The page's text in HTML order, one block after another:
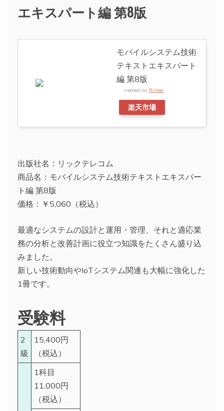
エキスパート編 第8版
モバイルシステム技術
テキストエキスパート
編 第8版
created by Rinker
楽天市場
出版社名：リックテレコム
商品名：モバイルシステム技術テキストエキスパー
ト編 第8版
価格：￥5,060（税込）
最適なシステムの設計と運用・管理、それと適応業
務の分析と改善計画に役立つ知識をたくさん盛り込
みました。
新しい技術動向やIoTシステム関連も大幅に強化した
1冊です。
受験料
2
級
15,400円
（税込）
1科目
11,000円
（税込）